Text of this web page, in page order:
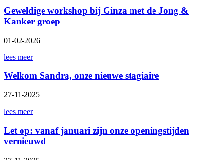
Geweldige workshop bij Ginza met de Jong &
Kanker groep
01-02-2026
lees meer
Welkom Sandra, onze nieuwe stagiaire
27-11-2025
lees meer
Let op: vanaf januari zijn onze openingstijden
vernieuwd